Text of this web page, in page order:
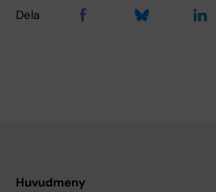
Dela
Huvudmeny